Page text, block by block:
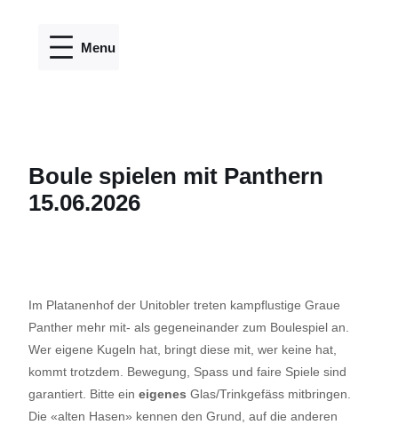
Boule spielen mit Panthern
15.06.2026
Im Platanenhof der Unitobler treten kampflustige Graue
Panther mehr mit- als gegeneinander zum Boulespiel an.
Wer eigene Kugeln hat, bringt diese mit, wer keine hat,
kommt trotzdem. Bewegung, Spass und faire Spiele sind
garantiert. Bitte ein eigenes Glas/Trinkgefäss mitbringen.
Die «alten Hasen» kennen den Grund, auf die anderen